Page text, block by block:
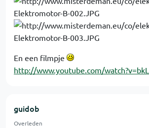
En een filmpje
http://www.youtube.com/
guidob
Overleden